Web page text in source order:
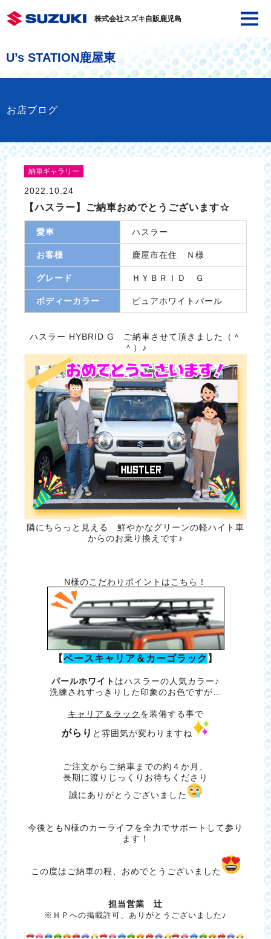
株式会社スズキ自販鹿児島
U’s STATION鹿屋東
お店ブログ
納車ギャラリー
2022.10.24
【ハスラー】ご納車おめでとうございます☆
愛車 ハスラー
お客様 鹿屋市在住 Ｎ様
グレード ＨＹＢＲＩＤ Ｇ
ボディーカラー ピュアホワイトパール
ハスラー HYBRID G ご納車させて頂きました（＾
＾）♪
隣にちらっと見える 鮮やかなグリーンの軽ハイト車
からのお乗り換えです♪
N様のこだわりポイントはこちら！
【ベースキャリア＆カーゴラック 】
パールホワイト はハスラーの人気カラー♪
洗練されすっきりした印象のお色ですが…
キャリア＆ラック を装備する事で
がらり と雰囲気が変わりますね
ご注文からご納車までの約４か月、
長期に渡りじっくりお待ちくださり
誠にありがとうございました
今後ともN様のカーライフを全力でサポートして参り
ます！
この度はご納車の程、おめでとうございました
担当営業 辻
※ＨＰへの掲載許可、ありがとうございました♪